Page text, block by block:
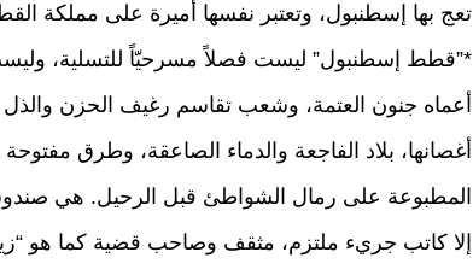
تعج بها إسطنبول، وتعتبر نفسها أميرة على مملكة
*”قطط إسطنبول” ليست فصلاً مسرحيّاً للتسلية،
أعماه جنون العتمة، وشعب تقاسم رغيف الحزن
أغصانها، بلاد الفاجعة والدماء الصاعقة، وطرق
المطبوعة على رمال الشواطئ قبل الرحيل. هي صندوق
إلا كاتب جريء ملتزم، مثقف وصاحب قضية كما هو